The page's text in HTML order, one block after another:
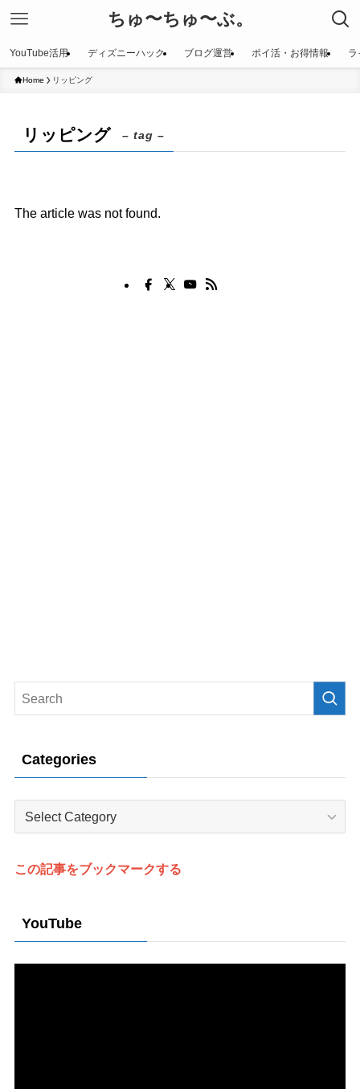
ちゅ〜ちゅ〜ぶ。
YouTube活用 ディズニーハック ブログ運営 ポイ活・お得情報
Home リッピング
リッピング – tag –
The article was not found.
Categories
Categories
この記事をブックマークする
YouTube